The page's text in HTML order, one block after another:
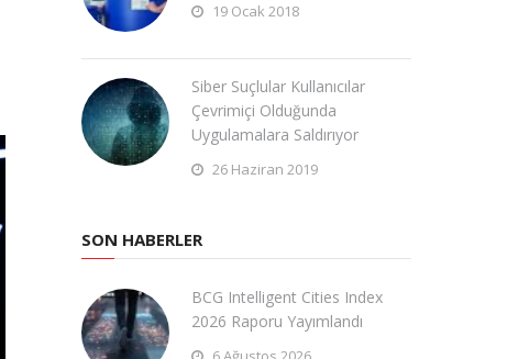
19 Ocak 2018
Siber Suçlular Kullanıcılar
Çevrimiçi Olduğunda
Uygulamalara Saldırıyor
26 Haziran 2019
SON HABERLER
BCG Intelligent Cities Index
2026 Raporu Yayımlandı